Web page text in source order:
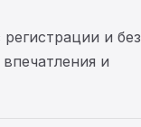
и без
и